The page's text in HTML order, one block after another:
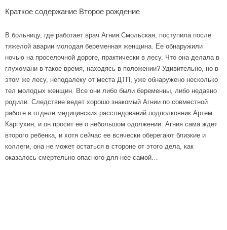
Краткое содержание Второе рождение
В больницу, где работает врач Агния Смольская, поступила после
тяжелой аварии молодая беременная женщина. Ее обнаружили
ночью на проселочной дороге, практически в лесу. Что она делала в
глухомани в такое время, находясь в положении? Удивительно, но в
этом же лесу, неподалеку от места ДТП, уже обнаружено несколько
тел молодых женщин. Все они либо были беременны, либо недавно
родили. Следствие ведет хорошо знакомый Агнии по совместной
работе в отделе медицинских расследований подполковник Артем
Карпухин, и он просит ее о небольшом одолжении. Агния сама ждет
второго ребенка, и хотя сейчас ее всячески оберегают близкие и
коллеги, она не может остаться в стороне от этого дела, как
оказалось смертельно опасного для нее самой…